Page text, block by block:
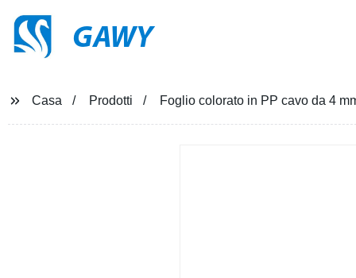
GAWY
Casa Prodotti Foglio colorato in PP cavo da 4